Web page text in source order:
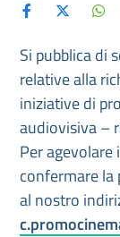
Si pubblica di
relative alla
iniziative di
audiovisiva –
Per
confermare la
al nostro